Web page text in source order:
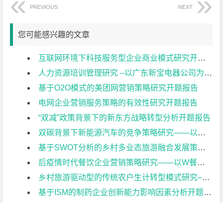
PREVIOUS NEXT
您可能感兴趣的文章
互联网环境下科技服务型企业商业模式研究开题报告
人力资源培训管理研究 –以广东新宝电器公司为例开题报告
基于O2O模式的美团网营销策略研究开题报告
电网企业营销服务策略的有效性研究开题报告
“双减”政策背景下的新东方战略转型分析开题报告
双碳背景下新能源汽车的竞争策略研究——以比亚迪为例开题报告
基于SWOT分析的乡村多业态旅游融合发展策略研究——以常州佳农探趣休闲生态园为例开题报告
后疫情时代餐饮企业营销策略研究——以W餐饮企业为例开题报告
乡村旅游驱动型的传统农户生计转型模式研究–以常州黄天荡村大闸蟹养开题报告
基于ISM的制药企业创新能力影响因素分析开题报告